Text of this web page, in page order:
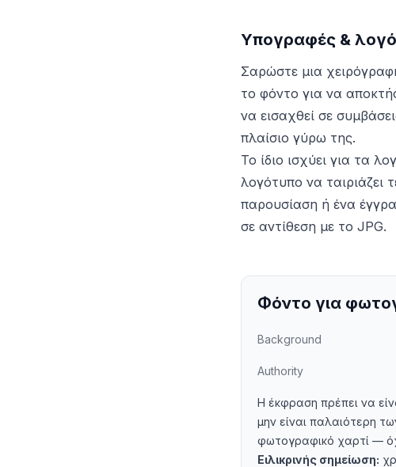
Υπογραφές &
Σαρώστε μια
το φόντο για να
να εισαχθεί σε
πλαίσιο γύρω της.
Το ίδιο ισχύει για τα
λογότυπο να ταιριάζει
παρουσίαση ή ένα
σε αντίθεση με το JPG.
Φόντο για
Background
Authority
Η έκφραση πρέπει να
μην είναι παλαιότερη
φωτογραφικό χαρτί —
Ειλικρινής σημείωση: